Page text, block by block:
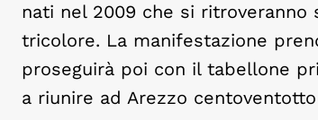
nati nel 2009 che si
tricolore. La manifestazione
proseguirà poi con il tabellone
a riunire ad Arezzo